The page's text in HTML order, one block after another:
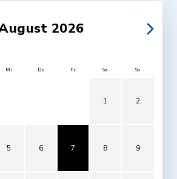
2026
Mi Do Fr Sa So
1 2
5 6 7 8 9